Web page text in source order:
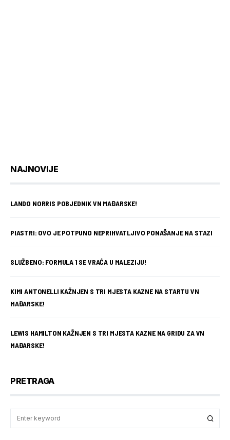
NAJNOVIJE
LANDO NORRIS POBJEDNIK VN MAĐARSKE!
PIASTRI: OVO JE POTPUNO NEPRIHVATLJIVO PONAŠANJE NA STAZI
SLUŽBENO: FORMULA 1 SE VRAĆA U MALEZIJU!
KIMI ANTONELLI KAŽNJEN S TRI MJESTA KAZNE NA STARTU VN
MAĐARSKE!
LEWIS HAMILTON KAŽNJEN S TRI MJESTA KAZNE NA GRIDU ZA VN
MAĐARSKE!
PRETRAGA